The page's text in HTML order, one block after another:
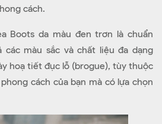
cách.
Boots da màu đen trơn là chuẩn
các màu sắc và chất liệu đa dạng
hoạ tiết đục lỗ (brogue), tùy thuộc
cách của bạn mà có lựa chọn